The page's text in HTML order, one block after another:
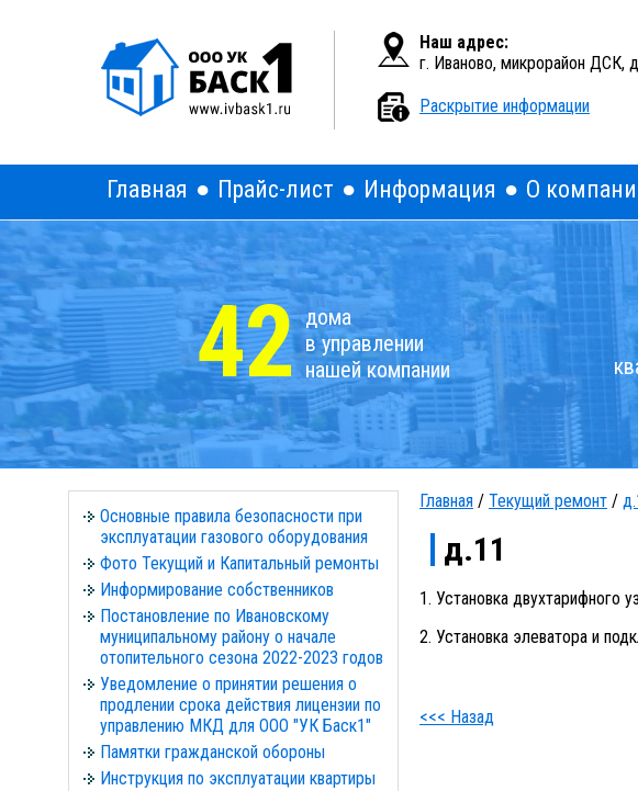
Наш адрес:
г. Иваново, микрорайон ДСК,
Раскрытие информации
Главная Прайс-лист Информация О
42 дома
в управлении
нашей компании
Основные правила безопасности при
эксплуатации газового оборудования
Фото Текущий и Капитальный ремонты
Информирование собственников
Постановление по Ивановскому
муниципальному району о начале
отопительного сезона 2022-2023 годов
Уведомление о принятии решения о
продлении срока действия лицензии по
управлению МКД для ООО "УК Баск1"
Памятки гражданской обороны
Инструкция по эксплуатации квартиры
Главная / Текущий ремонт /
д.11
1. Установка двухтарифного
2. Установка элеватора и
<<< Назад